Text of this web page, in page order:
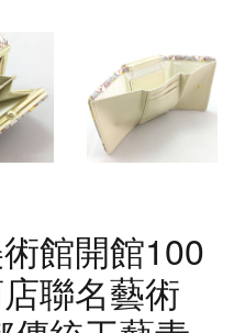
館開館100
聯名藝術